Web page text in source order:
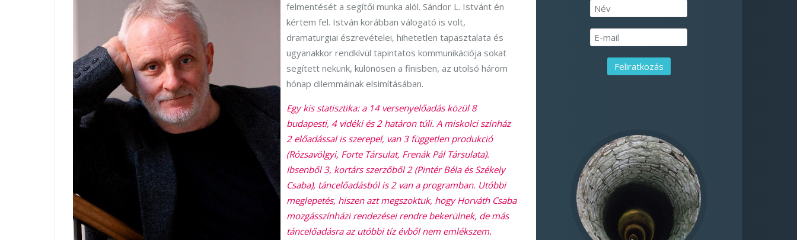
felmentését a segítői munka alól. Sándor L. Istvánt én
kértem fel. István korábban válogató is volt,
dramaturgiai észrevételei, hihetetlen tapasztalata és
ugyanakkor rendkívül tapintatos kommunikációja sokat
segített nekünk, különösen a finisben, az utolsó három
hónap dilemmáinak elsimításában.
Egy kis statisztika: a 14 versenyelőadás közül 8
budapesti, 4 vidéki és 2 határon túli. A miskolci színház
2 előadással is szerepel, van 3 független produkció
(Rózsavölgyi, Forte Társulat, Frenák Pál Társulata).
Ibsenből 3, kortárs szerzőből 2 (Pintér Béla és Székely
Csaba), táncelőadásból is 2 van a programban. Utóbbi
meglepetés, hiszen azt megszoktuk, hogy Horváth Csaba
mozgásszínházi rendezései rendre bekerülnek, de más
táncelőadásra az utóbbi tíz évből nem emlékszem.